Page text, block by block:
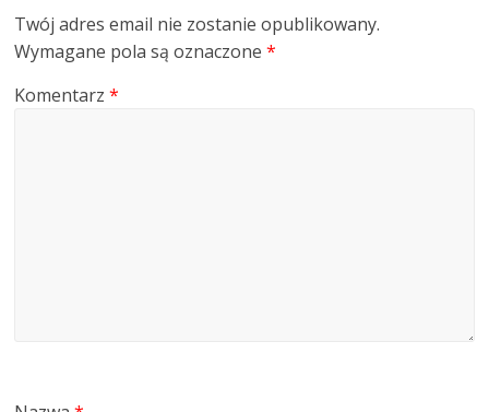
Twój adres email nie zostanie opublikowany.
Wymagane pola są oznaczone*
Komentarz*